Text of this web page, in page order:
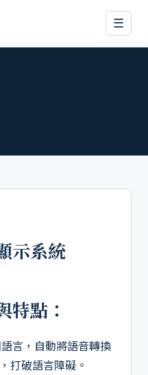
☰
示系統
特點：
語言，自動將語音轉換
打破語言障礙。